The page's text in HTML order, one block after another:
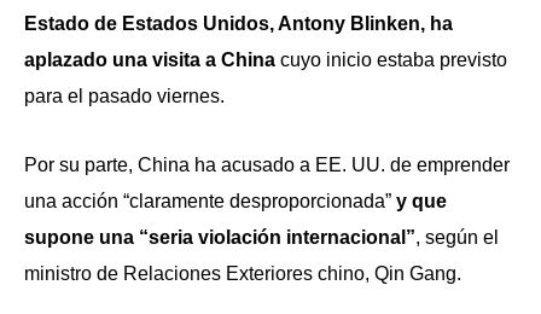
Estado de Estados Unidos, Antony Blinken, ha
aplazado una visita a China cuyo inicio estaba previsto
para el pasado viernes.
Por su parte, China ha acusado a EE. UU. de emprender
una acción “claramente desproporcionada” y que
supone una “seria violación internacional”, según el
ministro de Relaciones Exteriores chino, Qin Gang.